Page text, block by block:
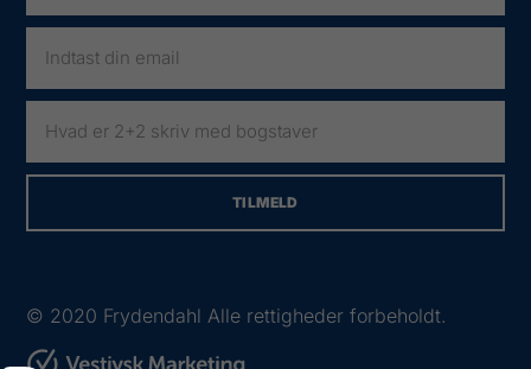
© 2020 Frydendahl Alle rettigheder forbeholdt.